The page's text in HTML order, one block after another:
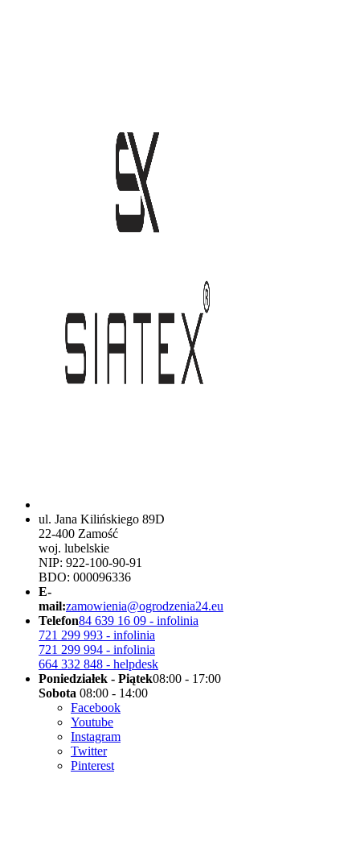
ul. Jana Kilińskiego 89D
22-400 Zamość
woj. lubelskie
NIP: 922-100-90-91
BDO: 000096336
E-
mail:zamowienia@ogrodzenia24.eu
Telefon84 639 16 09 - infolinia
721 299 993 - infolinia
721 299 994 - infolinia
664 332 848 - helpdesk
Poniedziałek - Piątek08:00 - 17:00
Sobota 08:00 - 14:00
Facebook
Youtube
Instagram
Twitter
Pinterest